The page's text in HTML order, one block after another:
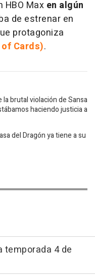
HBO Max en algún
de estrenar en
protagoniza
Cards).
brutal violación de Sansa
haciendo justicia a
del Dragón ya tiene a su
temporada 4 de